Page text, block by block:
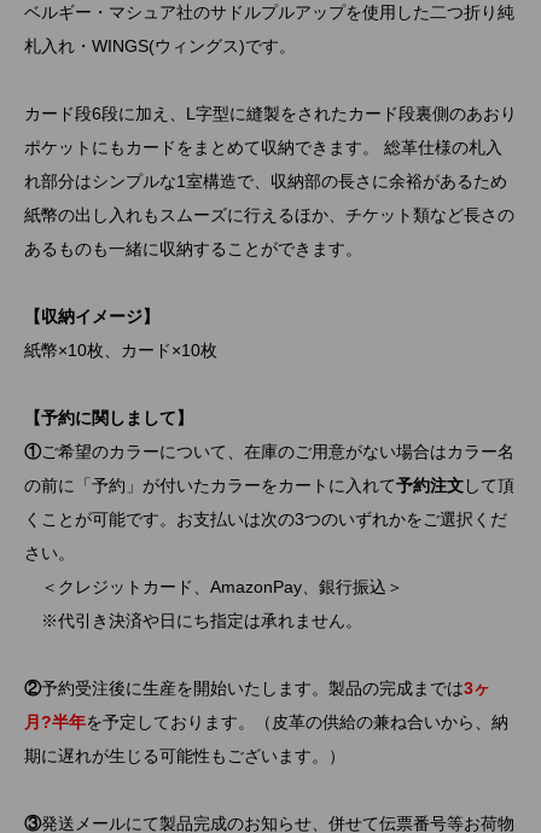
ベルギー・マシュア社のサドルプルアップを使用した二つ折り純
札入れ・WINGS(ウィングス)です。
カード段6段に加え、L字型に縫製をされたカード段裏側のあおり
ポケットにもカードをまとめて収納できます。 総革仕様の札入
れ部分はシンプルな1室構造で、収納部の長さに余裕があるため
紙幣の出し入れもスムーズに行えるほか、チケット類など長さの
あるものも一緒に収納することができます。
【収納イメージ】
紙幣×10枚、カード×10枚
【予約に関しまして】
①ご希望のカラーについて、在庫のご用意がない場合はカラー名
の前に「予約」が付いたカラーをカートに入れて予約注文して頂
くことが可能です。お支払いは次の3つのいずれかをご選択くだ
さい。
＜クレジットカード、AmazonPay、銀行振込＞
※代引き決済や日にち指定は承れません。
②予約受注後に生産を開始いたします。製品の完成までは3ヶ
月?半年を予定しております。（皮革の供給の兼ね合いから、納
期に遅れが生じる可能性もございます。）
③発送メールにて製品完成のお知らせ、併せて伝票番号等お荷物